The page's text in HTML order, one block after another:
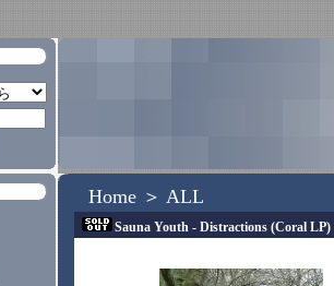
Home ＞ ALL
Sauna Youth - Distractions (Coral LP)